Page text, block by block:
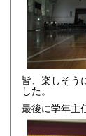
皆、楽しそう
した。
最後に学年主